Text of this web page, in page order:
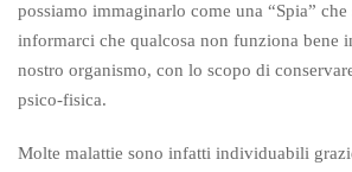
possiamo immaginarlo come una “Spia” che
informarci che qualcosa non funziona bene
nostro organismo, con lo scopo di
psico-fisica.
Molte malattie sono infatti individuabili